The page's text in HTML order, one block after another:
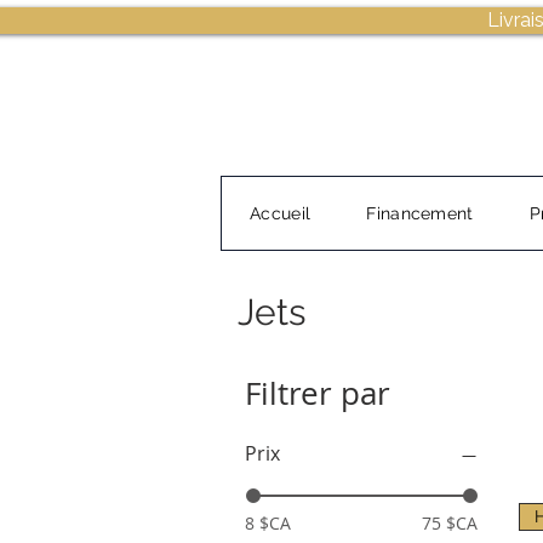
Accueil Financement
Jets
Filtrer par
Prix
8 $CA 75 $CA